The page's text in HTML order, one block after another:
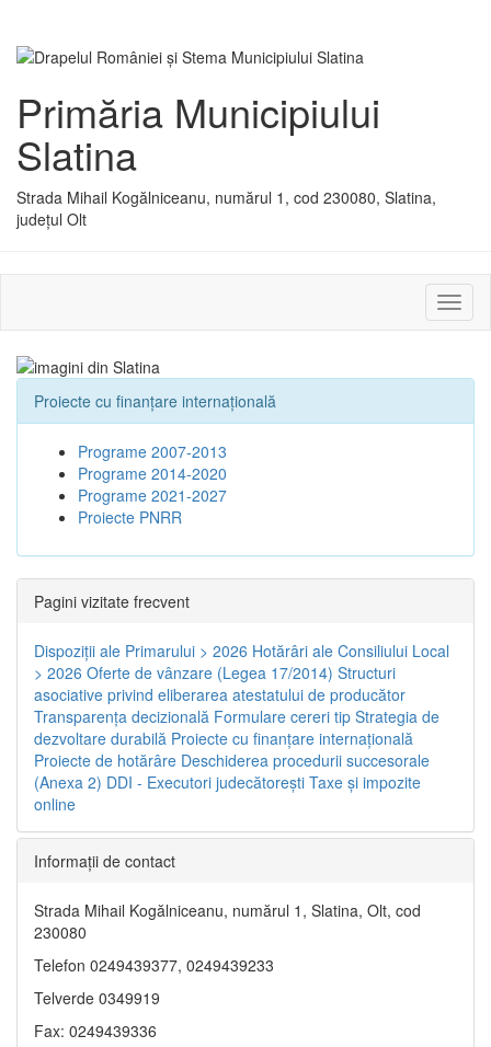
Primăria Municipiului
Slatina
Strada Mihail Kogălniceanu, numărul 1, cod 230080, Slatina,
județul Olt
sau
Proiecte cu finanţare internaţională
Programe 2007-2013
Programe 2014-2020
Programe 2021-2027
Proiecte PNRR
Pagini vizitate frecvent
Dispoziţii ale Primarului > 2026 Hotărâri ale Consiliului Local
> 2026 Oferte de vânzare (Legea 17/2014) Structuri
asociative privind eliberarea atestatului de producător
Transparenţa decizională Formulare cereri tip Strategia de
dezvoltare durabilă Proiecte cu finanţare internaţională
Proiecte de hotărâre Deschiderea procedurii succesorale
(Anexa 2) DDI - Executori judecătorești Taxe şi impozite
online
Informaţii de contact
Strada Mihail Kogălniceanu, numărul 1, Slatina, Olt, cod
230080
Telefon 0249439377, 0249439233
Telverde 0349919
Fax: 0249439336